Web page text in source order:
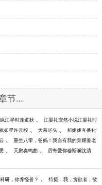
节...
江寻时连道秋 、 江晏礼安然小说江晏礼时
如星许云毅 、 天幕尽头 、 和姐姐互换化
、 重生八零，爸妈！我自有我的荣耀姜老
、 天鹅奏鸣曲 、 后悔爱你穆斯澜沈清
研，你养怪兽？ 、 特摄：我，贪欲者，欲